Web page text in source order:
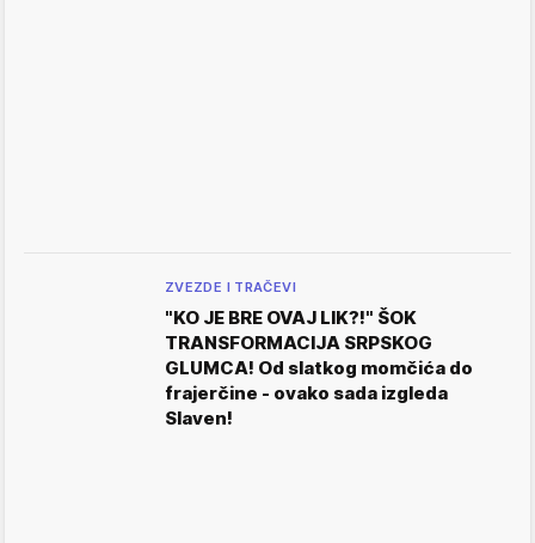
ZVEZDE I TRAČEVI
"KO JE BRE OVAJ LIK?!" ŠOK
TRANSFORMACIJA SRPSKOG
GLUMCA! Od slatkog momčića do
frajerčine - ovako sada izgleda
Slaven!